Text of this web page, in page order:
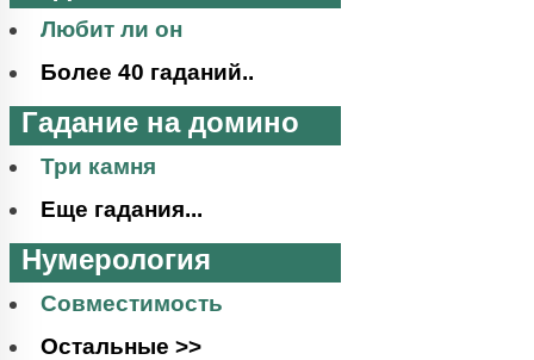
Любит ли он
Более 40 гаданий..
Гадание на домино
Три камня
Еще гадания...
Нумерология
Совместимость
Остальные >>